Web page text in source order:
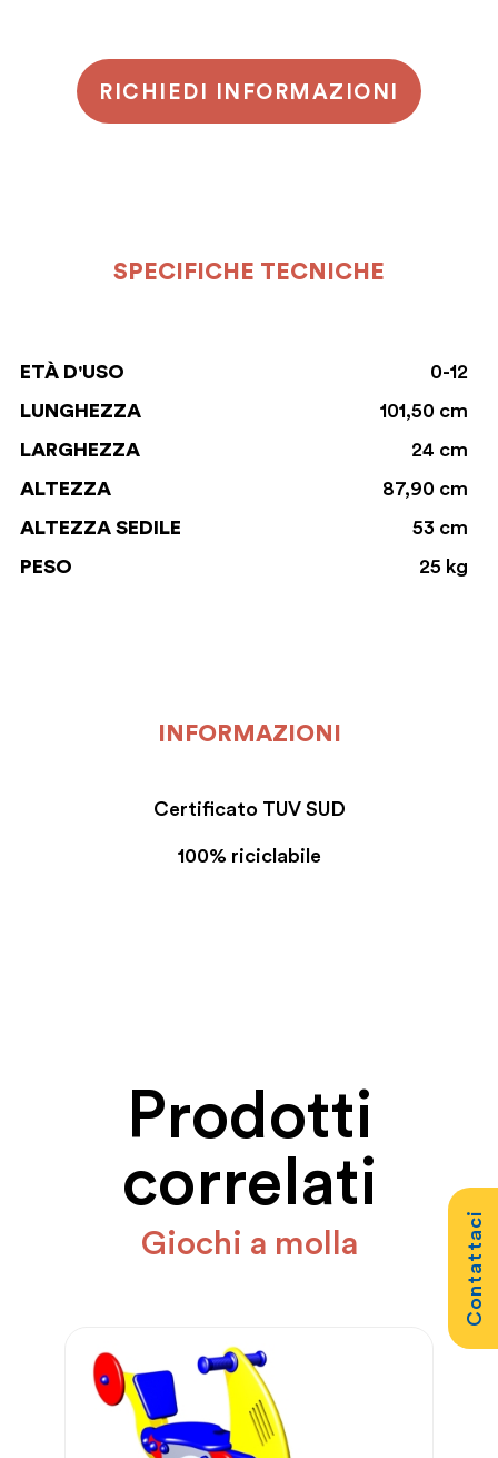
Contattaci
RICHIEDI INFORMAZIONI
SPECIFICHE TECNICHE
ETÀ D'USO 0-12
LUNGHEZZA 101,50 cm
LARGHEZZA 24 cm
ALTEZZA 87,90 cm
ALTEZZA SEDILE 53 cm
PESO 25 kg
INFORMAZIONI
Certificato TUV SUD
100% riciclabile
Prodotti
correlati
Giochi a molla